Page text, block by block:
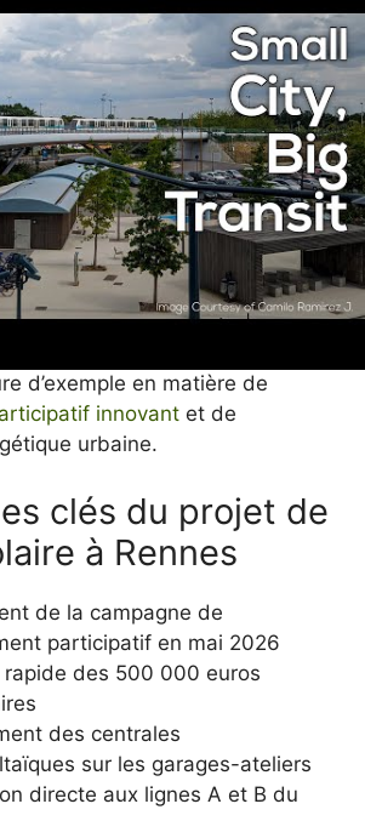
le simple cadre du
un véritable projet
rennais ouvre la voie à de
où l’autonomie
baisse des coûts
au cœur des priorités. Cette
a été renforcée par des
précise et accessible
environnementaux et
d’exemple en matière de
innovant et de
urbaine.
clés du projet de
à Rennes
de la campagne de
participatif en mai 2026
rapide des 500 000 euros
des centrales
sur les garages-ateliers
directe aux lignes A et B du